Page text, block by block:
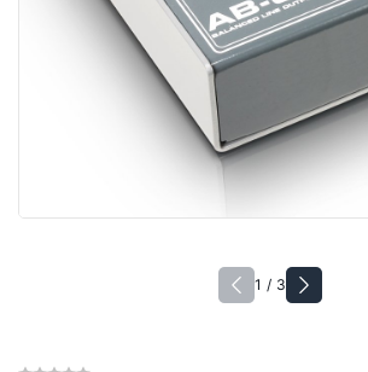
1 / 3